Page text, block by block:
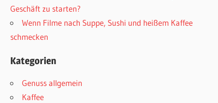
Geschäft zu starten?
Wenn Filme nach Suppe, Sushi und heißem Kaffee
schmecken
Kategorien
Genuss allgemein
Kaffee